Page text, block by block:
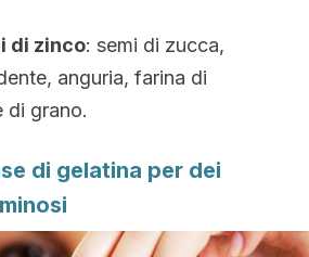
di zinco: semi di zucca,
anguria, farina di
di grano.
di gelatina per dei